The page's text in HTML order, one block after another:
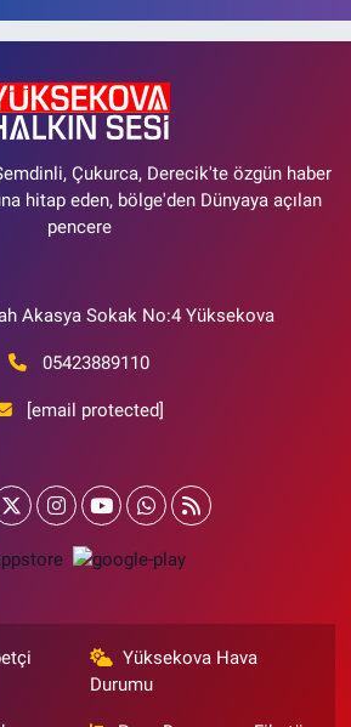
Çukurca, Derecik'te özgün haber
hitap eden, bölge'den Dünyaya açılan
pencere
Akasya Sokak No:4 Yüksekova
05423889110
[email protected]
Yüksekova Hava
Durumu